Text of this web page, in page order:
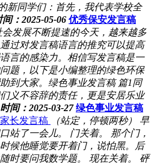
新同学们：首先，我代表学校全
间：2025-05-06 优秀保安发言稿
会发展不断提速的今天，越来越多
过对发言稿语言的推究可以提高
言的感染力。相信写发言稿是一
题，以下是小编整理的绿色环保
到大家。绿色事业发言稿 篇1同
义不容辞的责任，更是安居乐业
时间：2025-03-27 绿色事业发言稿
长发言稿
（站定，停顿两秒） 早
站了一会儿。 门关着。 那个门，
候他睡觉要开着门，说怕黑。后
时要问我数学题。 现在关着。 砰